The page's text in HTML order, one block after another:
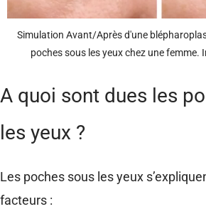
Simulation Avant/Après d'une
poches sous les yeux chez une femme.
A quoi sont dues les
les yeux ?
Les poches sous les yeux
facteurs :